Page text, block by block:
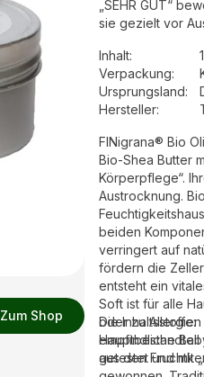
Zum Shop
„SEHR GUT“
sie gezielt vor
Inhalt:
Verpackung:
Ursprungsland:
Hersteller:
FINigrana® Bio Oliven-Creme Soft ist eine sehr hautfreundliche Pflegekomposition aus
Bio-Shea Butter
Körperpflege“. Ihre reichhaltigen Inhaltstoffe nähren die Haut & schützen sie gezielt vor
Austrocknung.
Feuchtigkeitshaushalt der Haut, wirkt
beiden Komponenten
verringert auf natürliche Weise die Faltenbildung. Die enthaltenen Antioxidantien
fördern die
entsteht ein vitales
Soft ist für alle
oder zu
empfindliche
getestet und mit
Die Inhaltsstoffe:
Hauptbestandteil
aus den